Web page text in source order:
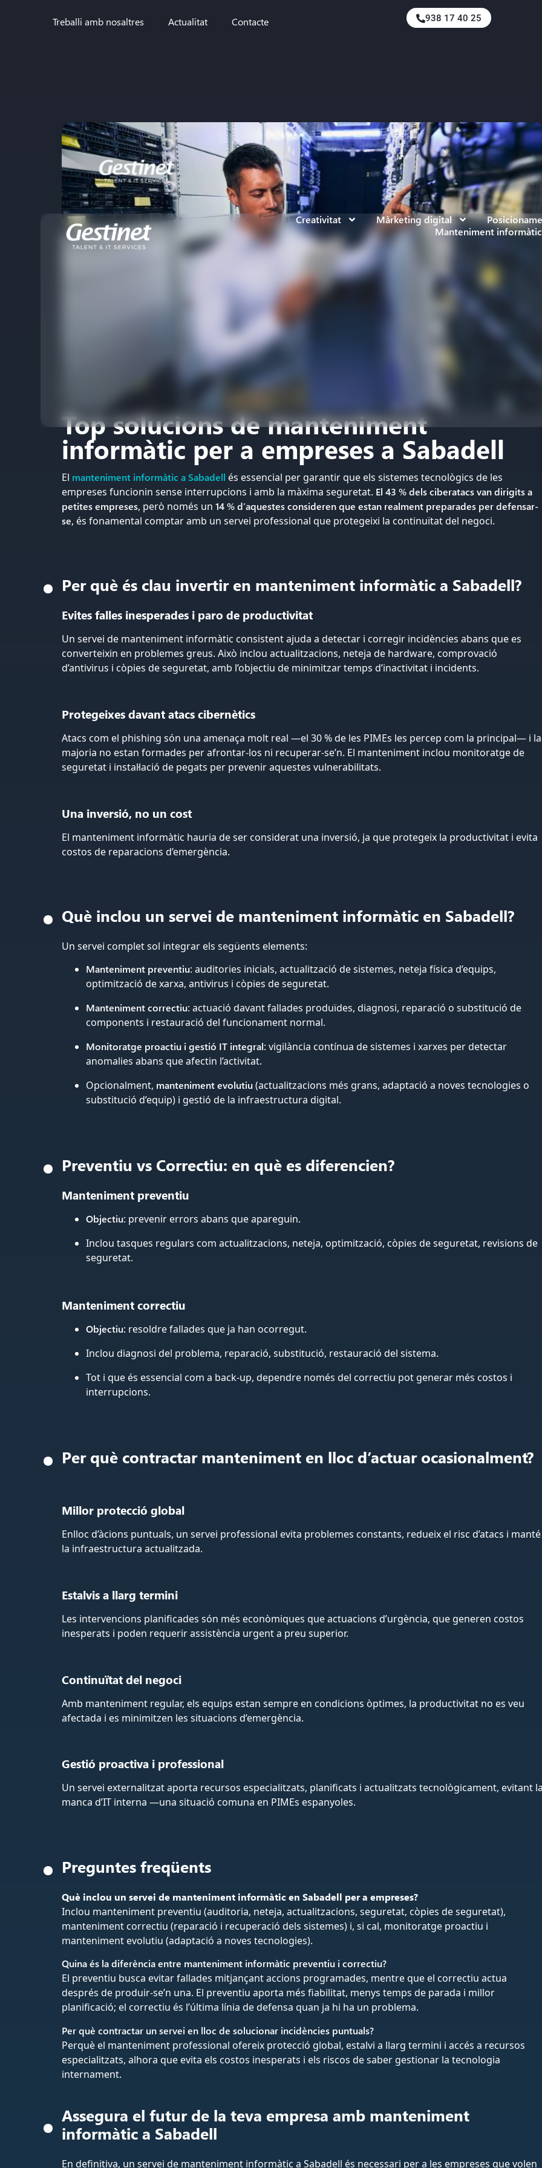
Treballi amb nosaltres Actualitat Contacte 938 17 40 25
Creativitat Màrketing digital
Manteniment informàtic
Top solucions de manteniment
informàtic per a empreses a Sabadell
El manteniment informàtic a Sabadell és essencial per garantir que els sistemes tecnològics de les
empreses funcionin sense interrupcions i amb la màxima seguretat. El 43 % dels ciberatacs van dirigits a
petites empreses, però només un 14 % d’aquestes consideren que estan realment preparades per defensar-
se, és fonamental comptar amb un servei professional que protegeixi la continuïtat del negoci.
Per què és clau invertir en manteniment informàtic a Sabadell?
Evites falles inesperades i paro de productivitat
Un servei de manteniment informàtic consistent ajuda a detectar i corregir incidències abans que es
converteixin en problemes greus. Això inclou actualitzacions, neteja de hardware, comprovació
d’antivirus i còpies de seguretat, amb l’objectiu de minimitzar temps d’inactivitat i incidents.
Protegeixes davant atacs cibernètics
Atacs com el phishing són una amenaça molt real —el 30 % de les PIMEs les percep com la principal— i la
majoria no estan formades per afrontar-los ni recuperar-se’n. El manteniment inclou monitoratge de
seguretat i instal·lació de pegats per prevenir aquestes vulnerabilitats.
Una inversió, no un cost
El manteniment informàtic hauria de ser considerat una inversió, ja que protegeix la productivitat i evita
costos de reparacions d’emergència.
Què inclou un servei de manteniment informàtic en Sabadell?
Un servei complet sol integrar els següents elements:
Manteniment preventiu: auditories inicials, actualització de sistemes, neteja física d’equips,
optimització de xarxa, antivirus i còpies de seguretat.
Manteniment correctiu: actuació davant fallades produïdes, diagnosi, reparació o substitució de
components i restauració del funcionament normal.
Monitoratge proactiu i gestió IT integral: vigilància contínua de sistemes i xarxes per detectar
anomalies abans que afectin l’activitat.
Opcionalment, manteniment evolutiu(actualitzacions més grans, adaptació a noves tecnologies o
substitució d’equip) i gestió de la infraestructura digital.
Preventiu vs Correctiu: en què es diferencien?
Manteniment preventiu
Objectiu: prevenir errors abans que apareguin.
Inclou tasques regulars com actualitzacions, neteja, optimització, còpies de seguretat, revisions de
seguretat.
Manteniment correctiu
Objectiu: resoldre fallades que ja han ocorregut.
Inclou diagnosi del problema, reparació, substitució, restauració del sistema.
Tot i que és essencial com a back‑up, dependre només del correctiu pot generar més costos i
interrupcions.
Per què contractar manteniment en lloc d’actuar ocasionalment?
Millor protecció global
Enlloc d’àcions puntuals, un servei professional evita problemes constants, redueix el risc d’atacs i manté
la infraestructura actualitzada.
Estalvis a llarg termini
Les intervencions planificades són més econòmiques que actuacions d’urgència, que generen costos
inesperats i poden requerir assistència urgent a preu superior.
Continuïtat del negoci
Amb manteniment regular, els equips estan sempre en condicions òptimes, la productivitat no es veu
afectada i es minimitzen les situacions d’emergència.
Gestió proactiva i professional
Un servei externalitzat aporta recursos especialitzats, planificats i actualitzats tecnològicament, evitant
manca d’IT interna —una situació comuna en PIMEs espanyoles.
Preguntes freqüents
Què inclou un servei de manteniment informàtic en Sabadell per a empreses?
Inclou manteniment preventiu (auditoria, neteja, actualitzacions, seguretat, còpies de seguretat),
manteniment correctiu (reparació i recuperació dels sistemes) i, si cal, monitoratge proactiu i
manteniment evolutiu (adaptació a noves tecnologies).
Quina és la diferència entre manteniment informàtic preventiu i correctiu?
El preventiu busca evitar fallades mitjançant accions programades, mentre que el correctiu actua
després de produir-se’n una. El preventiu aporta més fiabilitat, menys temps de parada i millor
planificació; el correctiu és l’última línia de defensa quan ja hi ha un problema.
Per què contractar un servei en lloc de solucionar incidències puntuals?
Perquè el manteniment professional ofereix protecció global, estalvi a llarg termini i accés a recursos
especialitzats, alhora que evita els costos inesperats i els riscos de saber gestionar la tecnologia
internament.
Assegura el futur de la teva empresa amb manteniment
informàtic a Sabadell
En definitiva, un servei de manteniment informàtic a Sabadell és necessari per a les empreses que volen